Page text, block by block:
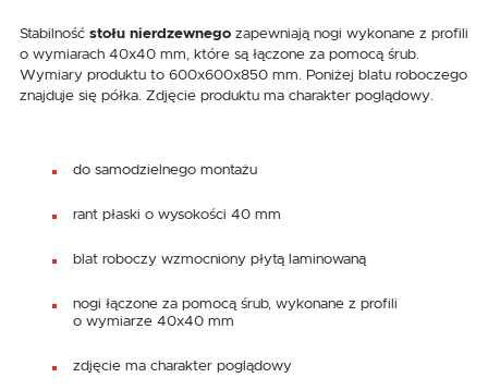
Stabilność stołu nierdzewnego zapewniają nogi wykonane z profili
o wymiarach 40x40 mm, które są łączone za pomocą śrub.
Wymiary produktu to 600x600x850 mm. Poniżej blatu roboczego
znajduje się półka. Zdjęcie produktu ma charakter poglądowy.
do samodzielnego montażu
rant płaski o wysokości 40 mm
blat roboczy wzmocniony płytą laminowaną
nogi łączone za pomocą śrub, wykonane z profili
o wymiarze 40x40 mm
zdjęcie ma charakter poglądowy